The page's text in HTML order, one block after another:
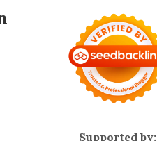
Supported by: